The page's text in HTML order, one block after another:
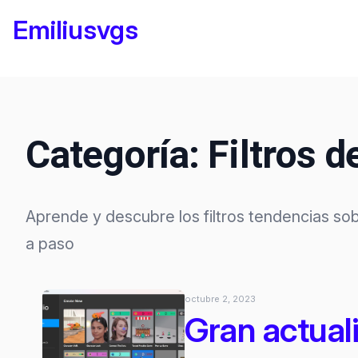
Emiliusvgs
Categoría: Filtros
Aprende y descubre los filtros tendencias
a paso
octubre 2, 2023
Gran